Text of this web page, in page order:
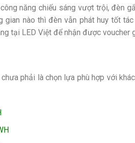
năng chiếu sáng vượt trội, đèn
gian nào thì đèn vẫn phát huy tốt
tại LED Việt để nhận được voucher
phải là chọn lựa phù hợp với